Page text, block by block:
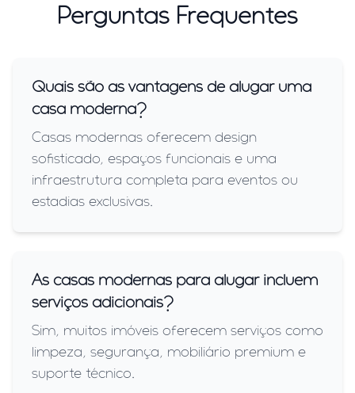
Perguntas Frequentes
Quais são as vantagens de alugar uma
casa moderna?
Casas modernas oferecem design
sofisticado, espaços funcionais e uma
infraestrutura completa para eventos ou
estadias exclusivas.
As casas modernas para alugar incluem
serviços adicionais?
Sim, muitos imóveis oferecem serviços como
limpeza, segurança, mobiliário premium e
suporte técnico.